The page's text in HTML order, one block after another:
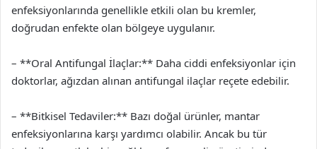
enfeksiyonlarında genellikle etkili olan bu kremler,
doğrudan enfekte olan bölgeye uygulanır.
– **Oral Antifungal İlaçlar:** Daha ciddi enfeksiyonlar için
doktorlar, ağızdan alınan antifungal ilaçlar reçete edebilir.
– **Bitkisel Tedaviler:** Bazı doğal ürünler, mantar
enfeksiyonlarına karşı yardımcı olabilir. Ancak bu tür